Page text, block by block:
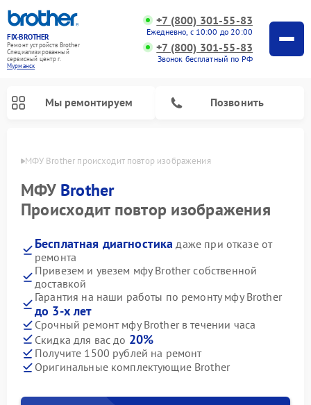
FIX-BROTHER
Ремонт устройств Brother
Специализированный
cервисный центр г.
Мурманск
+7 (800) 301-55-83
Ежедневно, с 10:00 до 20:00
+7 (800) 301-55-83
Звонок бесплатный по РФ
Мы ремонтируем Позвонить
МФУ Brother происходит повтор изображения
МФУ Brother
Происходит повтор изображения
Бесплатная диагностика даже при отказе от
ремонта
Привезем и увезем мфу Brother собственной
доставкой
Гарантия на наши работы по ремонту мфу Brother
до 3-х лет
Срочный ремонт мфу Brother в течении часа
Скидка для вас до 20%
Получите 1500 рублей на ремонт
Оригинальные комплектующие Brother